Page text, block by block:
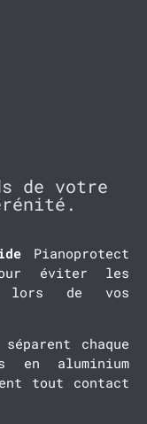
de votre
Pianoprotect
éviter les
lors de vos
chaque
en aluminium
tout contact